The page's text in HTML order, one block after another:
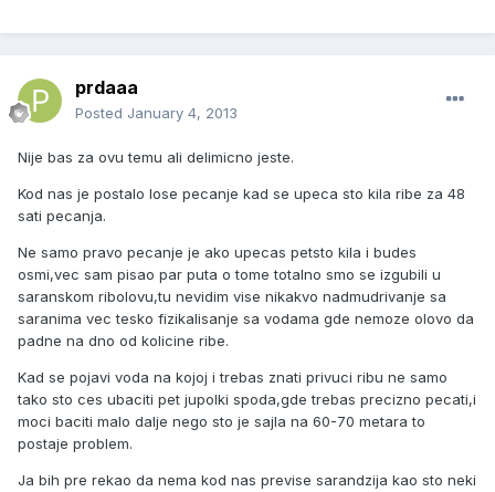
prdaaa
Posted January 4, 2013
Nije bas za ovu temu ali delimicno jeste.
Kod nas je postalo lose pecanje kad se upeca sto kila ribe za 48
sati pecanja.
Ne samo pravo pecanje je ako upecas petsto kila i budes
osmi,vec sam pisao par puta o tome totalno smo se izgubili u
saranskom ribolovu,tu nevidim vise nikakvo nadmudrivanje sa
saranima vec tesko fizikalisanje sa vodama gde nemoze olovo da
padne na dno od kolicine ribe.
Kad se pojavi voda na kojoj i trebas znati privuci ribu ne samo
tako sto ces ubaciti pet jupolki spoda,gde trebas precizno pecati,i
moci baciti malo dalje nego sto je sajla na 60-70 metara to
postaje problem.
Ja bih pre rekao da nema kod nas previse sarandzija kao sto neki